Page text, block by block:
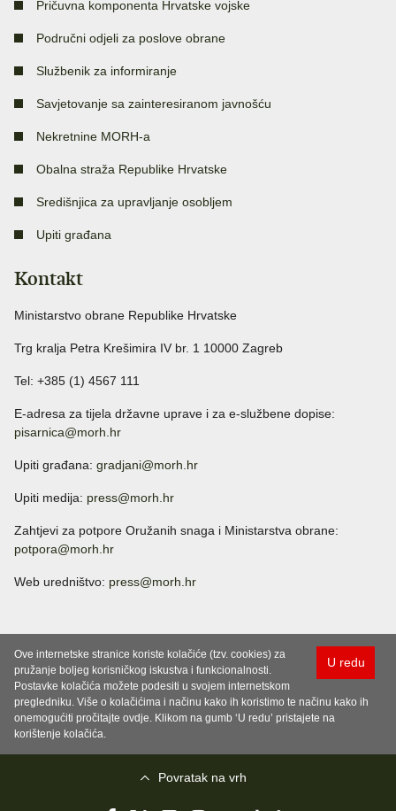
Pričuvna komponenta Hrvatske vojske
Područni odjeli za poslove obrane
Službenik za informiranje
Savjetovanje sa zainteresiranom javnošću
Nekretnine MORH-a
Obalna straža Republike Hrvatske
Središnjica za upravljanje osobljem
Upiti građana
Kontakt
Ministarstvo obrane Republike Hrvatske
Trg kralja Petra Krešimira IV br. 1 10000 Zagreb
Tel: +385 (1) 4567 111
E-adresa za tijela državne uprave i za e-službene dopise:
pisarnica@morh.hr
Upiti građana: gradjani@morh.hr
Upiti medija: press@morh.hr
Zahtjevi za potpore Oružanih snaga i Ministarstva obrane:
potpora@morh.hr
Web uredništvo: press@morh.hr
U redu
Ove internetske stranice koriste kolačiće (tzv. cookies) za
pružanje boljeg korisničkog iskustva i funkcionalnosti.
Postavke kolačića možete podesiti u svojem internetskom
pregledniku. Više o kolačićima i načinu kako ih koristimo te načinu kako ih
onemogućiti pročitajte ovdje. Klikom na gumb ‘U redu’ pristajete na
korištenje kolačića.
Povratak na vrh